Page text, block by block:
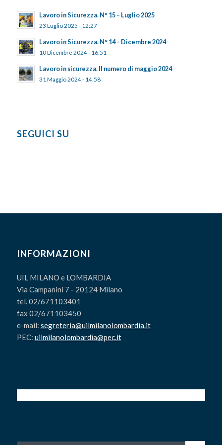
Lavoro in Sicurezza. N° 15 – Luglio 2025
23 Luglio 2025 - 12:27
Lavoro in Sicurezza. N° 14 – Dicembre 2024
10 Dicembre 2024 - 16:51
Lavoro in sicurezza. Il numero di maggio 2024
31 Maggio 2024 - 14:58
SEGUICI SU
INFORMAZIONI
UIL MILANO e LOMBARDIA
Via Campanini 7 - 20124 Milano
tel. 02/671103401
fax 02/671103450
e-mail: segreteria@uilmilanolombardia.it
PEC: uilmilanolombardia@pec.it